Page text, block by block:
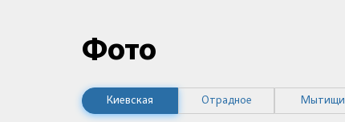
Фото
Киевская Отрадное Мытищи